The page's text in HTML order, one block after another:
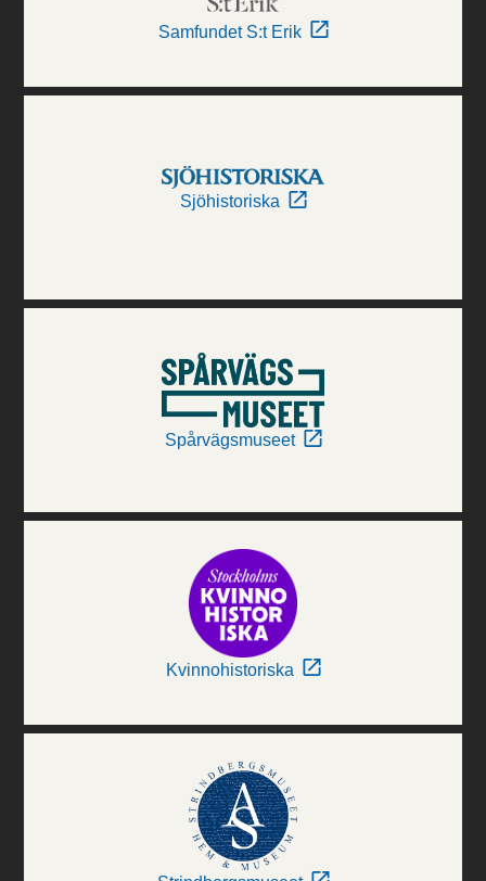
Samfundet S:t Erik
Sjöhistoriska
Spårvägsmuseet
Kvinnohistoriska